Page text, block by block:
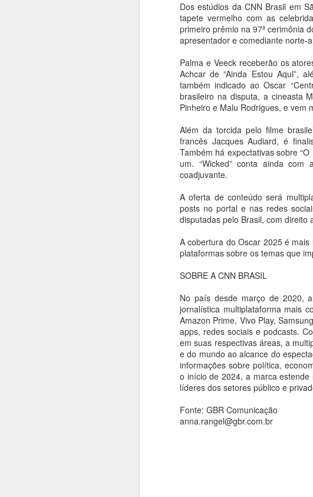
Dos estúdios da CNN Brasil em
tapete vermelho com as
primeiro prêmio na 97ª cerimônia
apresentador e comediante norte-
Palma e Veeck receberão os
Achcar de “Ainda Estou Aqui”,
também indicado ao Oscar
brasileiro na disputa, a cineasta
Pinheiro e Malu Rodrigues, e vem
Além da torcida pelo filme
francês Jacques Audiard, é
Também há expectativas sobre
um. “Wicked” conta ainda
coadjuvante.
A oferta de conteúdo será
posts no portal e nas redes
disputadas pelo Brasil, com direito
A cobertura do Oscar 2025 é
plataformas sobre os temas que
SOBRE A CNN BRASIL
No país desde março de 2020,
jornalística multiplataforma mais
Amazon Prime, Vivo Play,
apps, redes sociais e podcasts.
em suas respectivas áreas, a
e do mundo ao alcance do
informações sobre política,
o início de 2024, a marca
líderes dos setores público e
Fonte: GBR Comunicação
anna.rangel@gbr.com.br
sucesso em 2025
Utilizando de uma rigorosa obra
de maneira provocativa as
possibilidades de articulação entre
corpos, contextos e
manifestações culturais,
destacando as dinâmicas e a
como São Paulo. As
apresentações acontecem nos
dias 15, 16, 18, 19, 21 e 22 de
O Balé da Cidade de São Paulo
apresenta nova montagem de
Réquiem SP, na Sala de
Ana Bittar
Com nove
coletiva e
performance
de
dias 19 e 20
espetáculo
of Hands Up
cultura
investiga os
imagem e
organização
AUG
Turnê
Ana Bittar
Espetáculo
surpresa em
brasileira
Após sua
Música
no Ulysses
homenagem à
2026, e
Ana Bittar
A escultora
onze
e singularidade
É a recusa de
Vivi Rosa
Janaina Torres
artista visual
AUG
3
Cascão
Ana Bittar
Ação especial
Ao ser picado
faz parte de
cinemas